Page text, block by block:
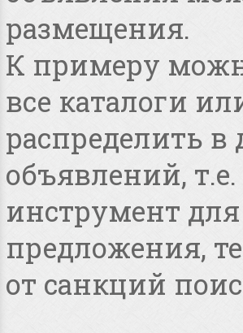
размещения.
К примеру
все каталоги
распределить в
объявлений,
инструмент
предложения,
от санкций